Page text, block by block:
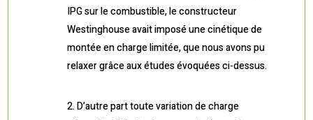
IPG sur le combustible, le constructeur
Westinghouse avait imposé une cinétique de
montée en charge limitée, que nous avons pu
relaxer grâce aux études évoquées ci-dessus.
D’autre part toute variation de charge